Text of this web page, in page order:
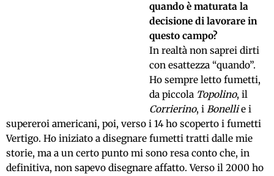
quando è maturata la
decisione di lavorare in
questo campo?
In realtà non saprei dirti
con esattezza “quando”.
Ho sempre letto fumetti,
da piccola Topolino, il
Corrierino, i Bonellie i
supereroi americani, poi, verso i 14 ho scoperto i fumetti
Vertigo. Ho iniziato a disegnare fumetti tratti dalle mie
storie, ma a un certo punto mi sono resa conto che, in
definitiva, non sapevo disegnare affatto. Verso il 2000 ho